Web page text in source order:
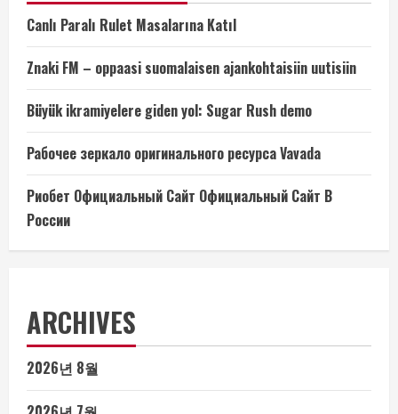
Canlı Paralı Rulet Masalarına Katıl
Znaki FM – oppaasi suomalaisen ajankohtaisiin uutisiin
Büyük ikramiyelere giden yol: Sugar Rush demo
Рабочее зеркало оригинального ресурса Vavada
Риобет Официальный Сайт Официальный Сайт В
России
ARCHIVES
2026년 8월